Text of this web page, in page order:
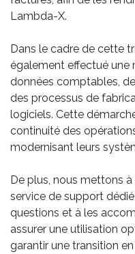
Lambda-X.
Dans le cadre de cette
également effectué une
données comptables,
des processus de
logiciels. Cette
continuité des
modernisant leurs
De plus, nous mettons
service de support
questions et à les
assurer une utilisation
garantir une transition